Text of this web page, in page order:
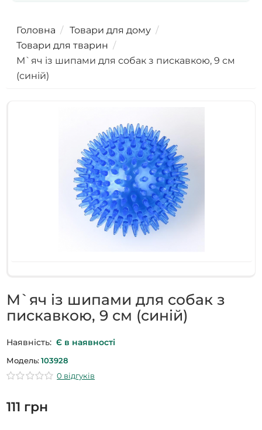
Головна
Товари для дому
Товари для тварин
М`яч із шипами для собак з пискавкою, 9 см
(синій)
М`яч із шипами для собак з
пискавкою, 9 см (синій)
Наявність: Є в наявності
Модель: 103928
0 відгуків
111 грн